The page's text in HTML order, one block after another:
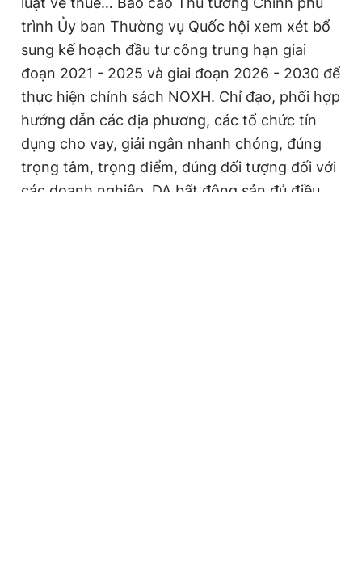
trình Ủy ban Thường vụ Quốc hội xem xét bổ
sung kế hoạch đầu tư công trung hạn giai
đoạn 2021 - 2025 và giai đoạn 2026 - 2030 để
thực hiện chính sách NOXH. Chỉ đạo, phối hợp
hướng dẫn các địa phương, các tổ chức tín
dụng cho vay, giải ngân nhanh chóng, đúng
trọng tâm, trọng điểm, đúng đối tượng đối với
các doanh nghiệp, DA bất động sản đủ điều